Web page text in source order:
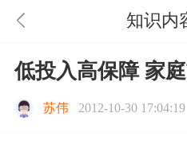
知识内
低投入高保障 家
苏伟 2012-10-30 17:04:19